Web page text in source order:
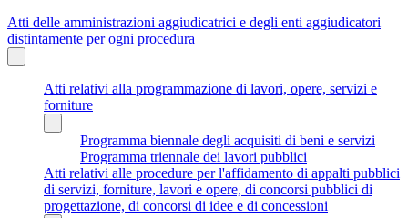
Atti delle amministrazioni aggiudicatrici e degli enti aggiudicatori
distintamente per ogni procedura
Atti relativi alla programmazione di lavori, opere, servizi e
forniture
Programma biennale degli acquisiti di beni e servizi
Programma triennale dei lavori pubblici
Atti relativi alle procedure per l'affidamento di appalti pubblici
di servizi, forniture, lavori e opere, di concorsi pubblici di
progettazione, di concorsi di idee e di concessioni